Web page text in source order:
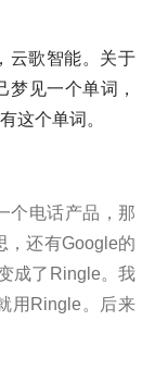
云歌智能。关于
见一个单词，
这个单词。
个电话产品，那
，还有Google的
成了Ringle。我
用Ringle。后来